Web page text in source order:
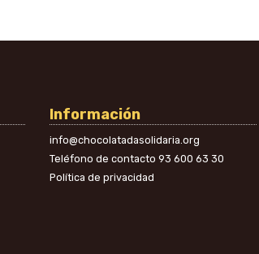
Información
info@chocolatadasolidaria.org
Teléfono de contacto 93 600 63 30
Política de privacidad